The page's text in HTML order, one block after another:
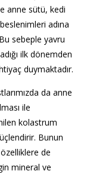
anne sütü, kedi
adına
sebeple yavru
ilk dönemden
duymaktadır.
da anne
ile
kolastrum
Bunun
de
mineral ve